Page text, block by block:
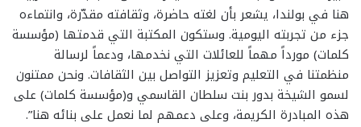
هنا في بولندا، يشعر بأن لغته حاضرة، وثقافته مقدّرة، وانتماءه
جزء من تجربته اليومية. وستكون المكتبة التي قدمتها (مؤسسة
كلمات) مورداً مهماً للعائلات التي نخدمها، ودعماً لرسالة
منظمتنا في التعليم وتعزيز التواصل بين الثقافات. ونحن ممتنون
لسمو الشيخة بدور بنت سلطان القاسمي و(مؤسسة كلمات) على
هذه المبادرة الكريمة، وعلى دعمهم لما نعمل على بنائه هنا”.